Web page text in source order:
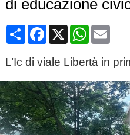
di educazione
CondividiFacebook
X WhatsApp
Email
L’Ic di viale Libertà in